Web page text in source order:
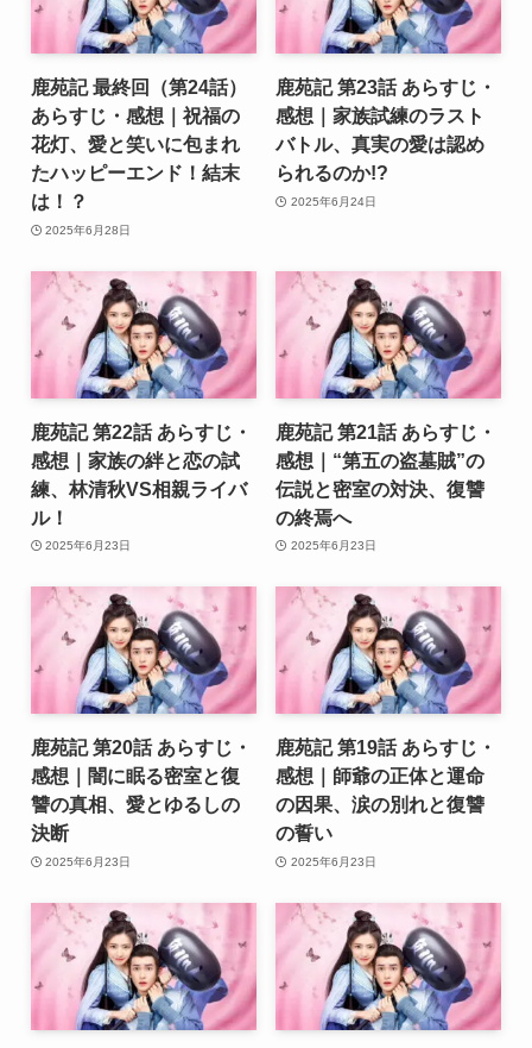
鹿苑記 最終回（第24話）
あらすじ・感想｜祝福の
花灯、愛と笑いに包まれ
たハッピーエンド！結末
は！？
2025年6月28日
鹿苑記 第23話 あらすじ・
感想｜家族試練のラスト
バトル、真実の愛は認め
られるのか!?
2025年6月24日
鹿苑記 第22話 あらすじ・
感想｜家族の絆と恋の試
練、林清秋VS相親ライバ
ル！
2025年6月23日
鹿苑記 第21話 あらすじ・
感想｜“第五の盗墓賊”の
伝説と密室の対決、復讐
の終焉へ
2025年6月23日
鹿苑記 第20話 あらすじ・
感想｜闇に眠る密室と復
讐の真相、愛とゆるしの
決断
2025年6月23日
鹿苑記 第19話 あらすじ・
感想｜師爺の正体と運命
の因果、涙の別れと復讐
の誓い
2025年6月23日